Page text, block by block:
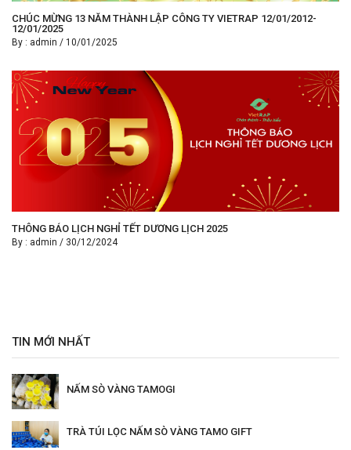
CHÚC MỪNG 13 NĂM THÀNH LẬP CÔNG TY VIETRAP 12/01/2012-
12/01/2025
By : admin / 10/01/2025
THÔNG BÁO LỊCH NGHỈ TẾT DƯƠNG LỊCH 2025
By : admin / 30/12/2024
TIN MỚI NHẤT
NẤM SÒ VÀNG TAMOGI
TRÀ TÚI LỌC NẤM SÒ VÀNG TAMO GIFT